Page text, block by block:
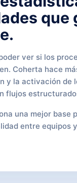
que
ver si los
Coherta hace
y la activación de
flujos
una mejor base
entre equipos